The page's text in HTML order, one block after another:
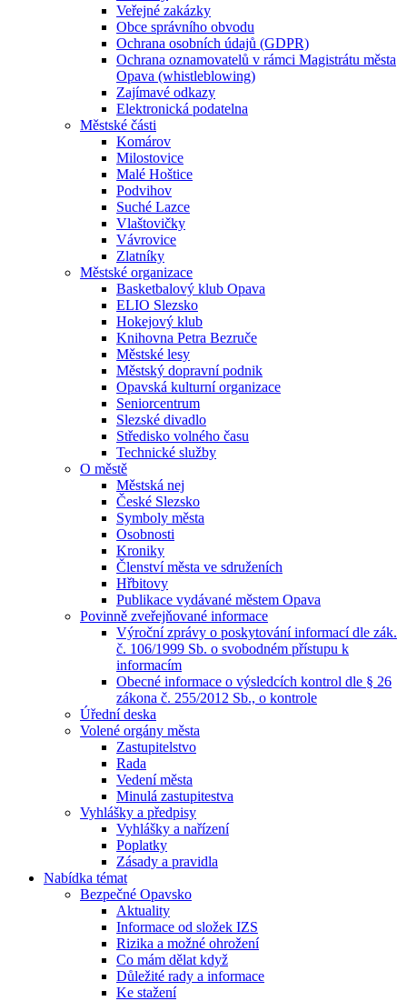
Veřejné zakázky
Obce správního obvodu
Ochrana osobních údajů (GDPR)
Ochrana oznamovatelů v rámci Magistrátu města
Opava (whistleblowing)
Zajímavé odkazy
Elektronická podatelna
Městské části
Komárov
Milostovice
Malé Hoštice
Podvihov
Suché Lazce
Vlaštovičky
Vávrovice
Zlatníky
Městské organizace
Basketbalový klub Opava
ELIO Slezsko
Hokejový klub
Knihovna Petra Bezruče
Městské lesy
Městský dopravní podnik
Opavská kulturní organizace
Seniorcentrum
Slezské divadlo
Středisko volného času
Technické služby
O městě
Městská nej
České Slezsko
Symboly města
Osobnosti
Kroniky
Členství města ve sdruženích
Hřbitovy
Publikace vydávané městem Opava
Povinně zveřejňované informace
Výroční zprávy o poskytování informací dle zák.
č. 106/1999 Sb. o svobodném přístupu k
informacím
Obecné informace o výsledcích kontrol dle § 26
zákona č. 255/2012 Sb., o kontrole
Úřední deska
Volené orgány města
Zastupitelstvo
Rada
Vedení města
Minulá zastupitestva
Vyhlášky a předpisy
Vyhlášky a nařízení
Poplatky
Zásady a pravidla
Nabídka témat
Bezpečné Opavsko
Aktuality
Informace od složek IZS
Rizika a možné ohrožení
Co mám dělat když
Důležité rady a informace
Ke stažení